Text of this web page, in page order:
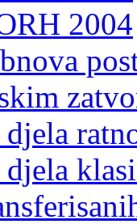
2004
djela
djela